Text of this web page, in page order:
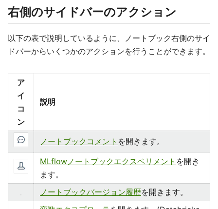
右側のサイドバーのアクション
以下の表で説明しているように、ノートブック右側のサイ
ドバーからいくつかのアクションを行うことができます。
ア
イ
コ
ン
説明
ノートブックコメント を開きます。
MLflowノートブックエクスペリメント を開き
ます。
ノートブックバージョン履歴を開きます。